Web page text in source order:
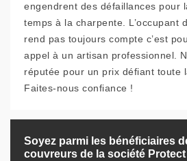
engendrent des défaillances pour
temps à la charpente. L’occupant
rend pas toujours compte c’est
appel à un artisan professionnel.
réputée pour un prix défiant toute
Faites-nous confiance !
Soyez parmi les bénéficiaires
couvreurs de la société